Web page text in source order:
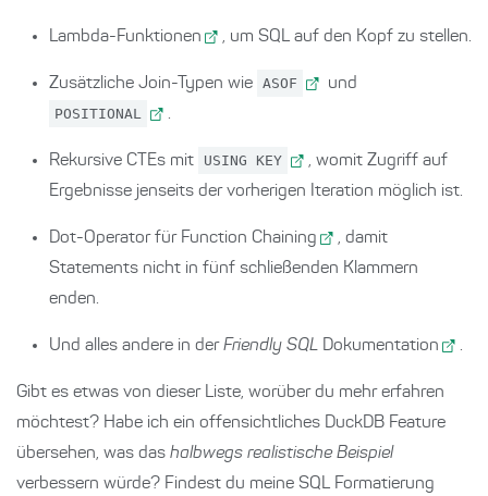
Lambda-Funktionen , um SQL auf den Kopf zu stellen.
Zusätzliche Join-Typen wie ASOF und
POSITIONAL .
Rekursive CTEs mit USING KEY
, womit Zugriff auf
Ergebnisse jenseits der vorherigen Iteration möglich ist.
Dot-Operator für Function Chaining
, damit
Statements nicht in fünf schließenden Klammern
enden.
Und alles andere in derFriendly SQL Dokumentation .
Gibt es etwas von dieser Liste, worüber du mehr erfahren
möchtest? Habe ich ein offensichtliches DuckDB Feature
übersehen, was das halbwegs realistische Beispiel
verbessern würde? Findest du meine SQL Formatierung